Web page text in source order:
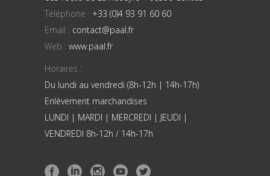
Téléphone : +33 (0)4 93 91 60 60
Email : contact@paal.fr
Web : www.paal.fr
Horaires :
Du lundi au vendredi (8h-12h | 14h-17h)
Enlèvement marchandises
LUNDI | MARDI | MERCREDI | JEUDI |
VENDREDI 8h-12h / 14h-17h